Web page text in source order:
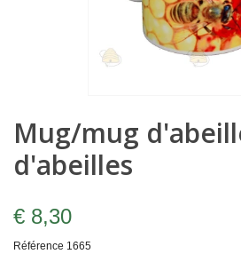
Mug/mug
d'abeilles
€ 8,30
Référence 1665